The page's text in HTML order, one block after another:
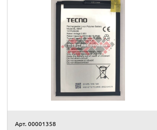
Арт. 00001358